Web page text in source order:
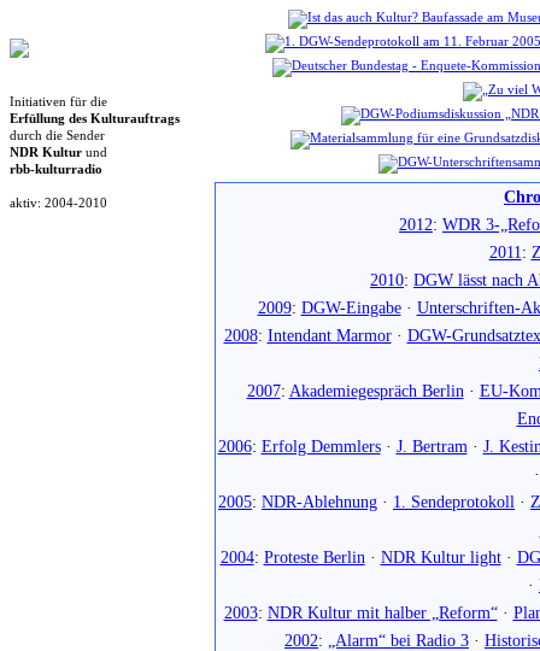
Initiativen für die
Erfüllung des Kulturauftrags
durch die Sender
NDR Kultur und
rbb-kulturradio
aktiv: 2004-2010
2012: WDR 3-
2011:
2010: DGW lässt nach
2009: DGW-Eingabe· Unterschriften-
2008: Intendant Marmor· DGW-
2007: Akademiegespräch Berlin · EU-
2006: Erfolg Demmlers· J. Bertram · J.
2005: NDR-Ablehnung · 1. Sendeprotokoll ·
2004: Proteste Berlin · NDR Kultur light·
·
2003: NDR Kultur mit halber „Reform“·
2002: „Alarm“ bei Radio 3 ·